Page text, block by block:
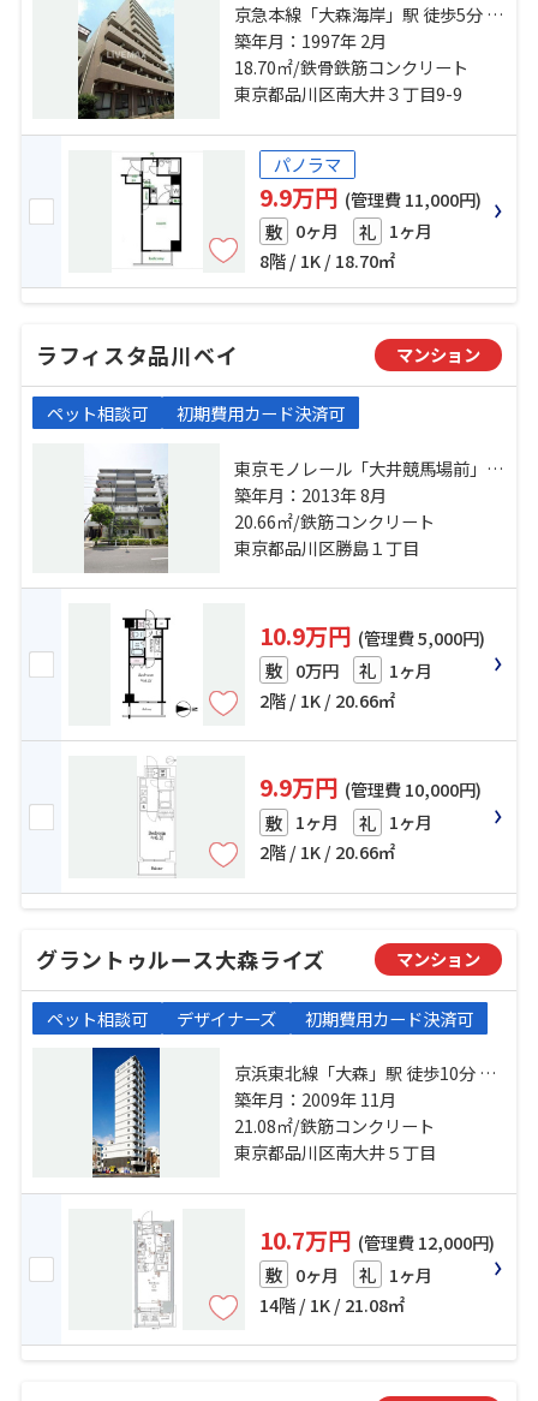
京急本線「大森海岸」駅 徒歩5分 京
浜東北線「大森」駅 徒歩10分 東京
モノレール「大井競馬場前」駅 徒
歩19分
築年月：1997年 2月
18.70㎡/鉄骨鉄筋コンクリート
東京都品川区南大井３丁目9-9
パノラマ
9.9万円 (管理費 11,000円)
敷 0ヶ月 礼 1ヶ月
8階 / 1K / 18.70㎡
ラフィスタ品川ベイ マンション
ペット相談可 初期費用カード決済可
東京モノレール「大井競馬場前」
駅 徒歩8分 京急本線「鮫洲」駅 徒
歩12分 りんかい線「品川シーサイ
ド」駅 徒歩18分
築年月：2013年 8月
20.66㎡/鉄筋コンクリート
東京都品川区勝島１丁目
10.9万円 (管理費 5,000円)
敷 0万円 礼 1ヶ月
2階 / 1K / 20.66㎡
9.9万円 (管理費 10,000円)
敷 1ヶ月 礼 1ヶ月
2階 / 1K / 20.66㎡
グラントゥルース大森ライズ マンション
ペット相談可 デザイナーズ 初期費用カード決済可
京浜東北線「大森」駅 徒歩10分 京
急本線「大森海岸」駅 徒歩11分 東
京モノレール「大井競馬場前」
駅 徒歩20分
築年月：2009年 11月
21.08㎡/鉄筋コンクリート
東京都品川区南大井５丁目
10.7万円 (管理費 12,000円)
敷 0ヶ月 礼 1ヶ月
14階 / 1K / 21.08㎡